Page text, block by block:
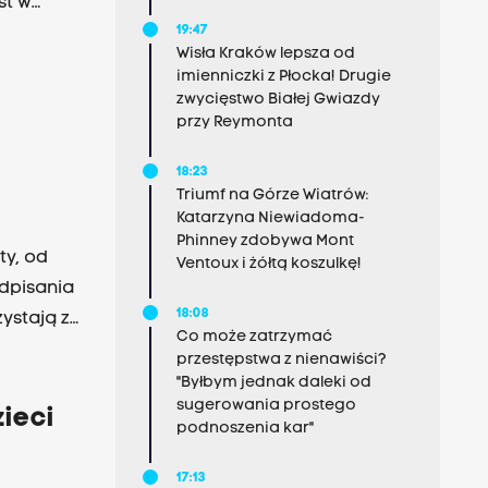
od
z
19:47
Wisła Kraków lepsza od
imienniczki z Płocka! Drugie
zwycięstwo Białej Gwiazdy
przy Reymonta
18:23
Triumf na Górze Wiatrów:
Katarzyna Niewiadoma-
Phinney zdobywa Mont
Ventoux i żółtą koszulkę!
18:08
Co może zatrzymać
przestępstwa z nienawiści?
"Byłbym jednak daleki od
sugerowania prostego
podnoszenia kar"
17:13